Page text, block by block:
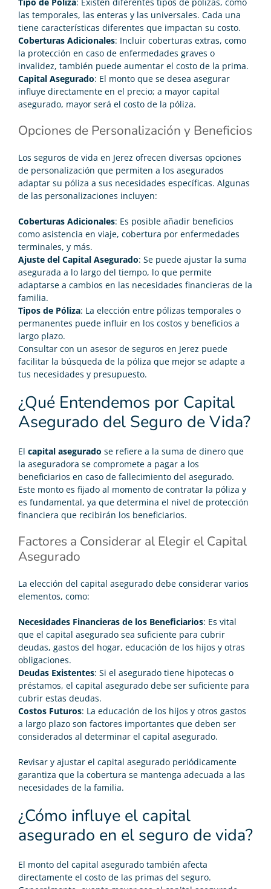
las temporales, las enteras y las universales. Cada una
tiene características diferentes que impactan su costo.
Coberturas Adicionales: Incluir coberturas extras, como
la protección en caso de enfermedades graves o
invalidez, también puede aumentar el costo de la prima.
Capital Asegurado: El monto que se desea asegurar
influye directamente en el precio; a mayor capital
asegurado, mayor será el costo de la póliza.
Opciones de Personalización y Beneficios
Los seguros de vida en Jerez ofrecen diversas opciones
de personalización que permiten a los asegurados
adaptar su póliza a sus necesidades específicas. Algunas
de las personalizaciones incluyen:
Coberturas Adicionales: Es posible añadir beneficios
como asistencia en viaje, cobertura por enfermedades
terminales, y más.
Ajuste del Capital Asegurado: Se puede ajustar la suma
asegurada a lo largo del tiempo, lo que permite
adaptarse a cambios en las necesidades financieras de la
familia.
Tipos de Póliza: La elección entre pólizas temporales o
permanentes puede influir en los costos y beneficios a
largo plazo.
Consultar con un asesor de seguros en Jerez puede
facilitar la búsqueda de la póliza que mejor se adapte a
tus necesidades y presupuesto.
¿Qué Entendemos por Capital
Asegurado del Seguro de Vida?
El capital asegurado se refiere a la suma de dinero que
la aseguradora se compromete a pagar a los
beneficiarios en caso de fallecimiento del asegurado.
Este monto es fijado al momento de contratar la póliza y
es fundamental, ya que determina el nivel de protección
financiera que recibirán los beneficiarios.
Factores a Considerar al Elegir el Capital
Asegurado
La elección del capital asegurado debe considerar varios
elementos, como:
Necesidades Financieras de los Beneficiarios: Es vital
que el capital asegurado sea suficiente para cubrir
deudas, gastos del hogar, educación de los hijos y otras
obligaciones.
Deudas Existentes: Si el asegurado tiene hipotecas o
préstamos, el capital asegurado debe ser suficiente para
cubrir estas deudas.
Costos Futuros: La educación de los hijos y otros gastos
a largo plazo son factores importantes que deben ser
considerados al determinar el capital asegurado.
Revisar y ajustar el capital asegurado periódicamente
garantiza que la cobertura se mantenga adecuada a las
necesidades de la familia.
¿Cómo influye el capital
asegurado en el seguro de vida?
El monto del capital asegurado también afecta
directamente el costo de las primas del seguro.